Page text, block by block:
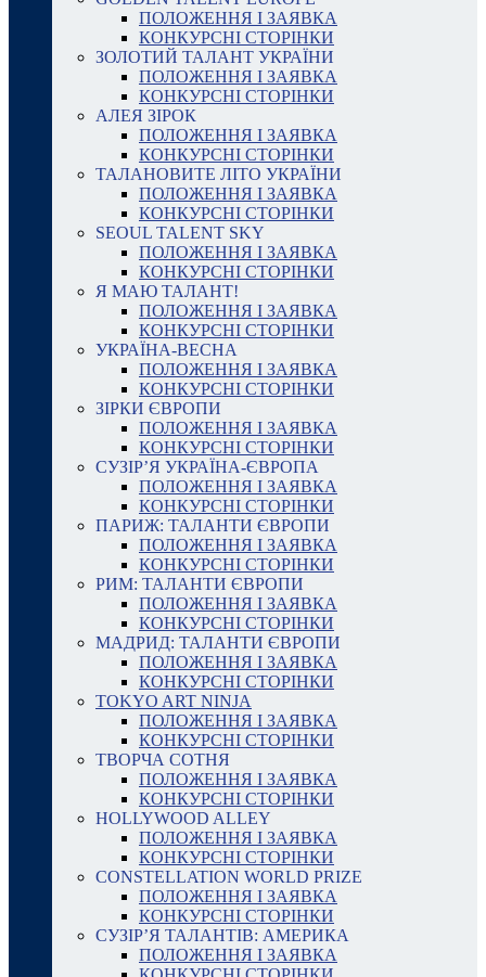
ПОЛОЖЕННЯ І ЗАЯВКА
КОНКУРСНІ СТОРІНКИ
ЗОЛОТИЙ ТАЛАНТ УКРАЇНИ
ПОЛОЖЕННЯ І ЗАЯВКА
КОНКУРСНІ СТОРІНКИ
АЛЕЯ ЗІРОК
ПОЛОЖЕННЯ І ЗАЯВКА
КОНКУРСНІ СТОРІНКИ
ТАЛАНОВИТЕ ЛІТО УКРАЇНИ
ПОЛОЖЕННЯ І ЗАЯВКА
КОНКУРСНІ СТОРІНКИ
SEOUL TALENT SKY
ПОЛОЖЕННЯ І ЗАЯВКА
КОНКУРСНІ СТОРІНКИ
Я МАЮ ТАЛАНТ!
ПОЛОЖЕННЯ І ЗАЯВКА
КОНКУРСНІ СТОРІНКИ
УКРАЇНА-ВЕСНА
ПОЛОЖЕННЯ І ЗАЯВКА
КОНКУРСНІ СТОРІНКИ
ЗІРКИ ЄВРОПИ
ПОЛОЖЕННЯ І ЗАЯВКА
КОНКУРСНІ СТОРІНКИ
СУЗІР’Я УКРАЇНА-ЄВРОПА
ПОЛОЖЕННЯ І ЗАЯВКА
КОНКУРСНІ СТОРІНКИ
ПАРИЖ: ТАЛАНТИ ЄВРОПИ
ПОЛОЖЕННЯ І ЗАЯВКА
КОНКУРСНІ СТОРІНКИ
РИМ: ТАЛАНТИ ЄВРОПИ
ПОЛОЖЕННЯ І ЗАЯВКА
КОНКУРСНІ СТОРІНКИ
МАДРИД: ТАЛАНТИ ЄВРОПИ
ПОЛОЖЕННЯ І ЗАЯВКА
КОНКУРСНІ СТОРІНКИ
TOKYO ART NINJA
ПОЛОЖЕННЯ І ЗАЯВКА
КОНКУРСНІ СТОРІНКИ
ТВОРЧА СОТНЯ
ПОЛОЖЕННЯ І ЗАЯВКА
КОНКУРСНІ СТОРІНКИ
HOLLYWOOD ALLEY
ПОЛОЖЕННЯ І ЗАЯВКА
КОНКУРСНІ СТОРІНКИ
CONSTELLATION WORLD PRIZE
ПОЛОЖЕННЯ І ЗАЯВКА
КОНКУРСНІ СТОРІНКИ
СУЗІР’Я ТАЛАНТІВ: АМЕРИКА
ПОЛОЖЕННЯ І ЗАЯВКА